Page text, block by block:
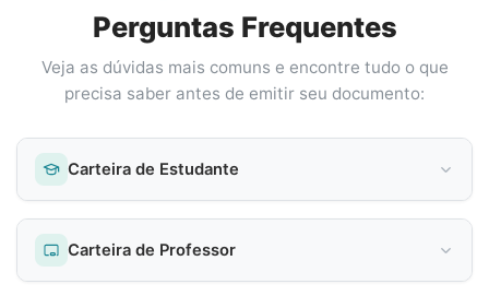
Perguntas Frequentes
Veja as dúvidas mais comuns e encontre tudo o que
precisa saber antes de emitir seu documento:
Carteira de Estudante
Carteira de Professor